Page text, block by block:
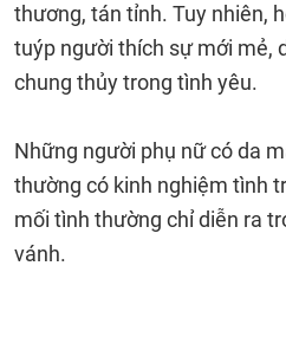
thương, tán tỉnh. Tuy nhiên,
tuýp người thích sự mới mẻ,
chung thủy trong tình yêu.
Những người phụ nữ có da
thường có kinh nghiệm tình
mối tình thường chỉ diễn ra
vánh.